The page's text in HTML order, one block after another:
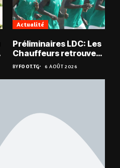
Actualité
Préliminaires LDC: Les
Chauffeurs retrouvent
les Mimos
BYFOOT.TG 6 AOÛT 2026